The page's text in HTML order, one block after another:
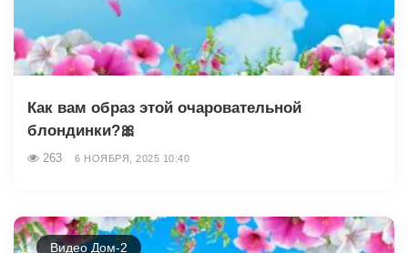
Как вам образ этой очаровательной
блондинки?🎀
263 6 НОЯБРЯ, 2025 10:40
Видео Дом-2